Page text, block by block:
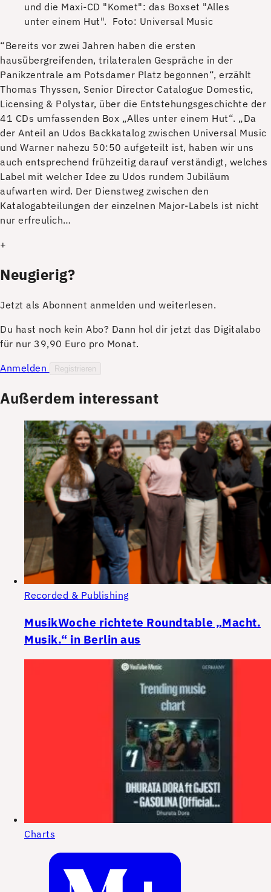
und die Maxi-CD "Komet": das Boxset "Alles
unter einem Hut". Foto: Universal Music
“Bereits vor zwei Jahren haben die ersten
hausübergreifenden, trilateralen Gespräche in der
Panikzentrale am Potsdamer Platz begonnen“, erzählt
Thomas Thyssen, Senior Director Catalogue Domestic,
Licensing & Polystar, über die Entstehungsgeschichte der
41 CDs umfassenden Box „Alles unter einem Hut“. „Da
der Anteil an Udos Backkatalog zwischen Universal Music
und Warner nahezu 50:50 aufgeteilt ist, haben wir uns
auch entsprechend frühzeitig darauf verständigt, welches
Label mit welcher Idee zu Udos rundem Jubiläum
aufwarten wird. Der Dienstweg zwischen den
Katalogabteilungen der einzelnen Major-Labels ist nicht
nur erfreulich…
+
Neugierig?
Jetzt als Abonnent anmelden und weiterlesen.
Du hast noch kein Abo? Dann hol dir jetzt das Digitalabo
für nur 39,90 Euro pro Monat.
Anmelden
Registrieren
Außerdem interessant
Recorded & Publishing
MusikWoche richtete Roundtable „Macht.
Musik.“ in Berlin aus
Charts